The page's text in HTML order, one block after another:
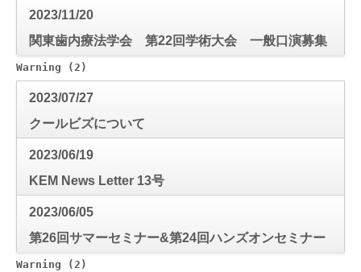
2023/11/20
関東歯内療法学会 第22回学術大会 一般口演募集
のご案内
Warning (2)
2023/07/27
クールビズについて
2023/06/19
KEM News Letter 13号
2023/06/05
第26回サマーセミナー&第24回ハンズオンセミナー
抄録
Warning (2)